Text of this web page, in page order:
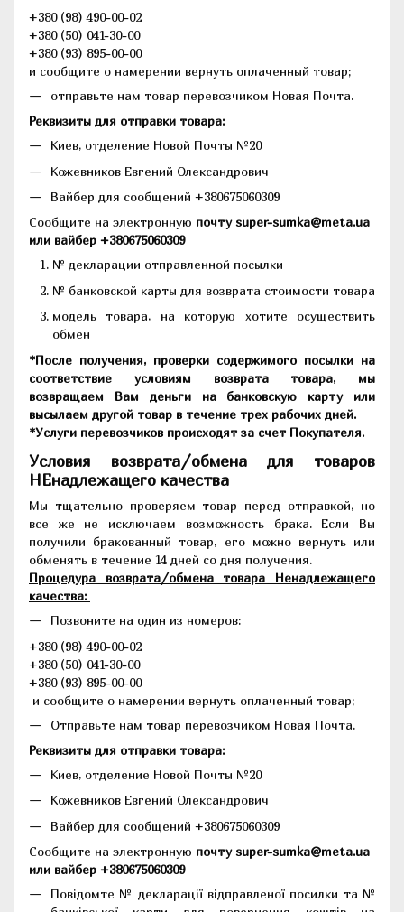
+380 (98) 490-00-02
+380 (50) 041-30-00
+380 (93) 895-00-00
и сообщите о намерении вернуть оплаченный товар;
отправьте нам товар перевозчиком Новая Почта.
Реквизиты для отправки товара:
Киев, отделение Новой Почты №20
Кожевников Евгений Олександрович
Вайбер для сообщений +380675060309
Сообщите на электронную почту super-sumka@meta.ua
или вайбер +380675060309
№ декларации отправленной посылки
№ банковской карты для возврата стоимости товара
модель товара, на которую хотите осуществить
обмен
*После получения, проверки содержимого посылки на
соответствие условиям возврата товара, мы
возвращаем Вам деньги на банковскую карту или
высылаем другой товар в течение трех рабочих дней.
*Услуги перевозчиков происходят за счет Покупателя.
Условия возврата/обмена для товаров
НЕнадлежащего качества
Мы тщательно проверяем товар перед отправкой, но
все же не исключаем возможность брака. Если Вы
получили бракованный товар, его можно вернуть или
обменять в течение 14 дней со дня получения.
Процедура возврата/обмена товара Ненадлежащего
качества:
Позвоните на один из номеров:
+380 (98) 490-00-02
+380 (50) 041-30-00
+380 (93) 895-00-00
и сообщите о намерении вернуть оплаченный товар;
Отправьте нам товар перевозчиком Новая Почта.
Реквизиты для отправки товара:
Киев, отделение Новой Почты №20
Кожевников Евгений Олександрович
Вайбер для сообщений +380675060309
Сообщите на электронную почту super-sumka@meta.ua
или вайбер +380675060309
Повідомте № декларації відправленої посилки та №